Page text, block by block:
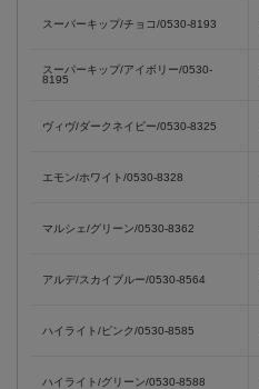
スーパーキップ/チョコ/0530-8193
スーパーキップ/アイボリー/0530-
8195
ヴィヴ/ダークネイビー/0530-8325
エモン/ホワイト/0530-8328
マルシェ/グリーン/0530-8362
アルデ/スカイブルー/0530-8564
ハイライト/ピンク/0530-8585
ハイライト/グリーン/0530-8588